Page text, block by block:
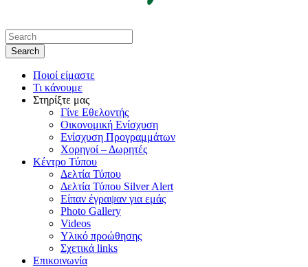
Ποιοί είμαστε
Τι κάνουμε
Στηρίξτε μας
Γίνε Εθελοντής
Οικονομική Ενίσχυση
Ενίσχυση Προγραμμάτων
Χορηγοί – Δωρητές
Κέντρο Τύπου
Δελτία Τύπου
Δελτία Τύπου Silver Alert
Είπαν έγραψαν για εμάς
Photo Gallery
Videos
Υλικό προώθησης
Σχετικά links
Επικοινωνία